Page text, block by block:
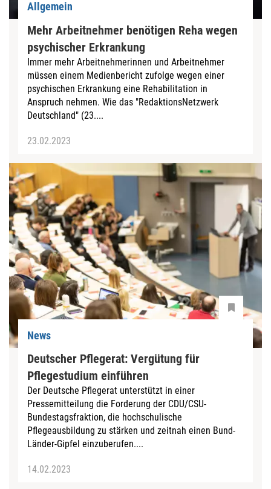
Allgemein
Mehr Arbeitnehmer benötigen Reha wegen
psychischer Erkrankung
Immer mehr Arbeitnehmerinnen und Arbeitnehmer
müssen einem Medienbericht zufolge wegen einer
psychischen Erkrankung eine Rehabilitation in
Anspruch nehmen. Wie das "RedaktionsNetzwerk
Deutschland" (23....
23.02.2023
News
Deutscher Pflegerat: Vergütung für
Pflegestudium einführen
Der Deutsche Pflegerat unterstützt in einer
Pressemitteilung die Forderung der CDU/CSU-
Bundestagsfraktion, die hochschulische
Pflegeausbildung zu stärken und zeitnah einen Bund-
Länder-Gipfel einzuberufen....
14.02.2023